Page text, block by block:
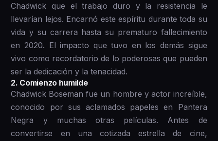
Chadwick que el trabajo duro y la resistencia le
llevarían lejos. Encarnó este espíritu durante toda su
vida y su carrera hasta su prematuro fallecimiento
en 2020. El impacto que tuvo en los demás sigue
vivo como recordatorio de lo poderosas que pueden
ser la dedicación y la tenacidad.
2 . Comienzo humilde
Chadwick Boseman fue un hombre y actor increíble,
conocido por sus aclamados papeles en Pantera
Negra y muchas otras películas. Antes de
convertirse en una cotizada estrella de cine,